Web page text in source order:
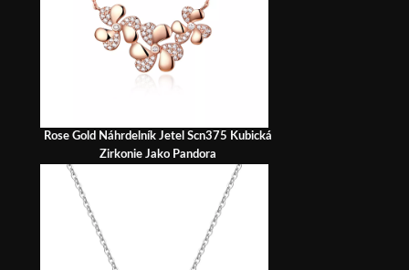
Rose Gold Náhrdelník Jetel Scn375 Kubická
Zirkonie Jako Pandora